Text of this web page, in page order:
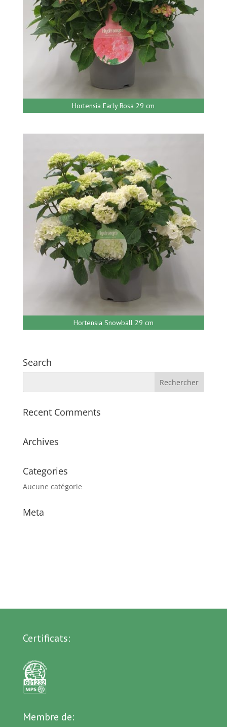
Hortensia Early Rosa 29 cm
Hortensia Snowball 29 cm
Search
Recent Comments
Archives
Categories
Aucune catégorie
Meta
Certificats:
Membre de: